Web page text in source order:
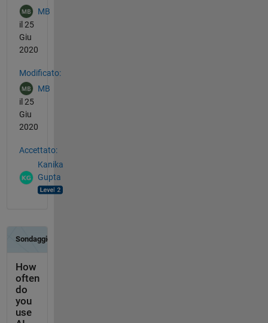
MB
il 25
Giu
2020
Modificato:
MB
il 25
Giu
2020
Accettato:
Kanika
Gupta